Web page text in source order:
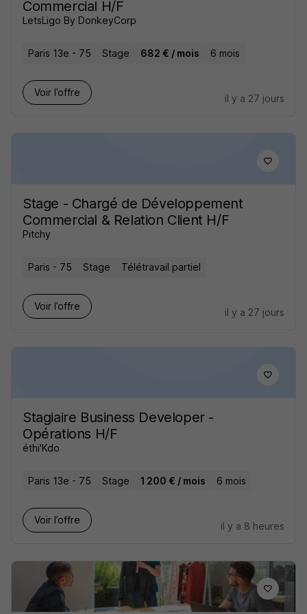
Commercial H/F
LetsLigo By DonkeyCorp
Paris 13e - 75 Stage 682 € / mois 6 mois
Voir l’offre
il y a 27 jours
Stage - Chargé de Développement
Commercial & Relation Client H/F
Pitchy
Paris - 75 Stage Télétravail partiel
Voir l’offre
il y a 27 jours
Stagiaire Business Developer -
Opérations H/F
éthi'Kdo
Paris 13e - 75 Stage 1 200 € / mois 6 mois
Voir l’offre
il y a 8 heures